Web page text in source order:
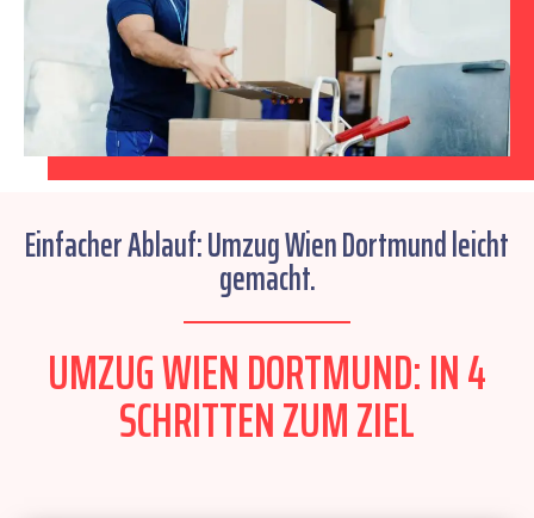
Einfacher Ablauf: Umzug Wien Dortmund leicht
gemacht.
UMZUG WIEN DORTMUND: IN 4
SCHRITTEN ZUM ZIEL